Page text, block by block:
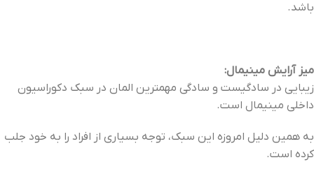
باشد.
میز آرایش مینیمال:
زیبایی در سادگیست و سادگی مهمترین المان در سبک دکوراسیون
داخلی مینیمال است.
به همین دلیل امروزه این سبک، توجه بسیاری از افراد را به خود جلب
کرده است.